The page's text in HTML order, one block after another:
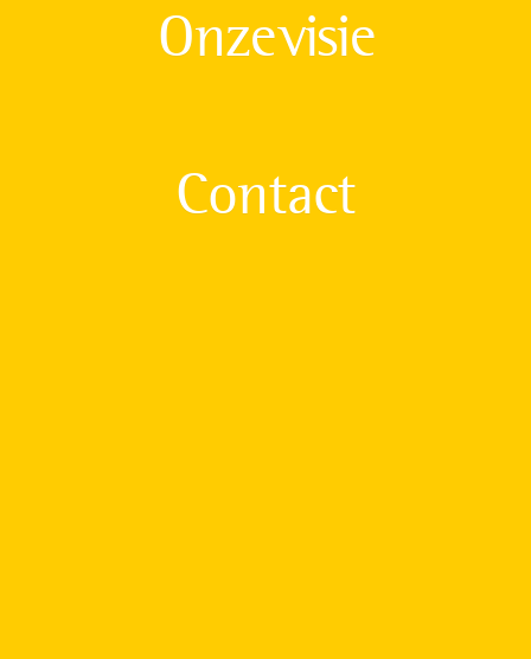
Onze visie
Contact